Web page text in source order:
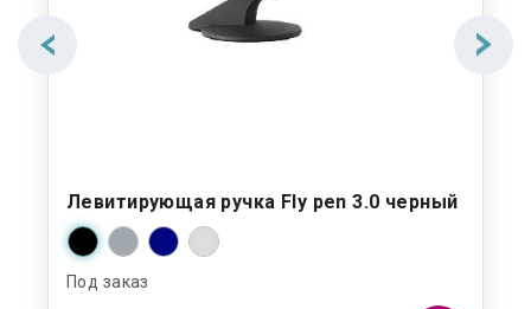
Левитирующая ручка Fly pen 3.0 черный
Под заказ